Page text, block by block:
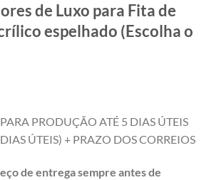
de Luxo para Fita de
espelhado (Escolha o
PRODUÇÃO ATÉ 5 DIAS ÚTEIS
ÚTEIS) + PRAZO DOS CORREIOS
de entrega sempre antes de